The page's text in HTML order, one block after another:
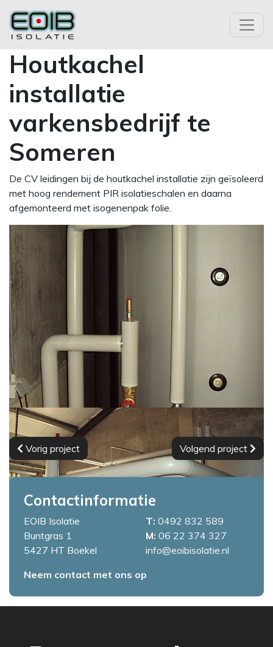
Houtkachel
installatie
varkensbedrijf te
Someren
De CV leidingen bij de houtkachel installatie zijn geïsoleerd
met hoog rendement PIR isolatieschalen en daarna
afgemonteerd met isogenenpak folie.
Vorig project Volgend project
Contactinformatie
EOIB Isolatie
Buntgras 1
5427 HT Boekel
T: 0492 832 589
M: 06 22 374 327
info@eoibisolatie.nl
Neem contact met ons op